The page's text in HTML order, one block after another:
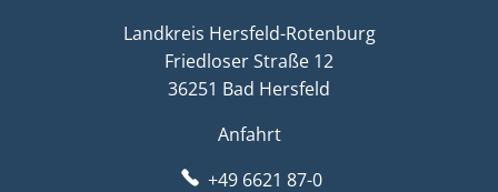
Landkreis Hersfeld-Rotenburg
Friedloser Straße 12
36251 Bad Hersfeld
Anfahrt
+49 6621 87-0